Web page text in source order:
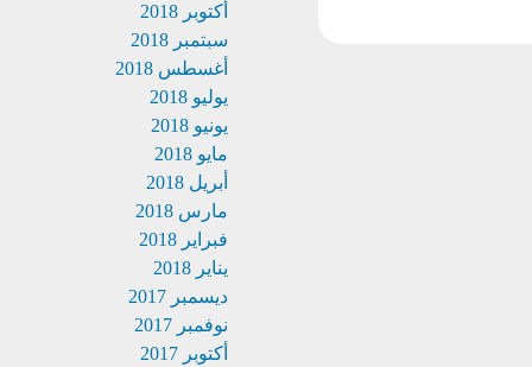
أكتوبر 2018
سبتمبر 2018
أغسطس 2018
يوليو 2018
يونيو 2018
مايو 2018
أبريل 2018
مارس 2018
فبراير 2018
يناير 2018
ديسمبر 2017
نوفمبر 2017
أكتوبر 2017